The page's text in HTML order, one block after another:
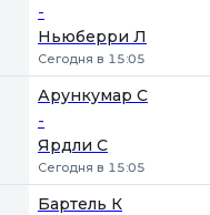
-
Ньюберри Л
Сегодня в 15:05
Арункумар С
-
Ярдли С
Сегодня в 15:05
Бартель К